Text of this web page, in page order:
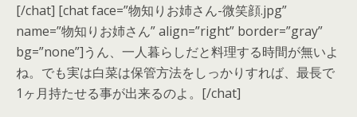
[/chat] [chat face=”物知りお姉さん-微笑顔.jpg”
name=”物知りお姉さん” align=”right” border=”gray”
bg=”none”]うん、一人暮らしだと料理する時間が無いよ
ね。でも実は白菜は保管方法をしっかりすれば、最長で
1ヶ月持たせる事が出来るのよ。[/chat]